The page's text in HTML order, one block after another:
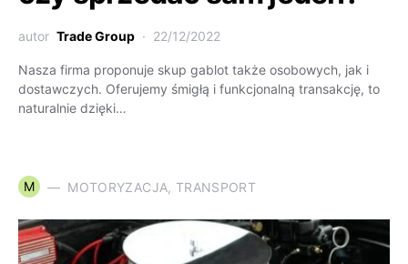
autor Trade Group 22/12/2022
Nasza firma proponuje skup gablot także osobowych, jak i
dostawczych. Oferujemy śmigłą i funkcjonalną transakcję, to
naturalnie dzięki…
M MOTORYZACJA, TRANSPORT